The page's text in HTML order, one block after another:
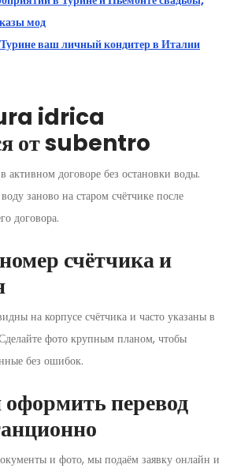
мод
ваш личный кондитер в Италии
idrica
от subentro
договоре без остановки воды.
заново на старом счётчике после
договора.
счётчика и
на корпусе счётчика и часто указаны в
фото крупным планом, чтобы
без ошибок.
перевод
и фото, мы подаём заявку онлайн и